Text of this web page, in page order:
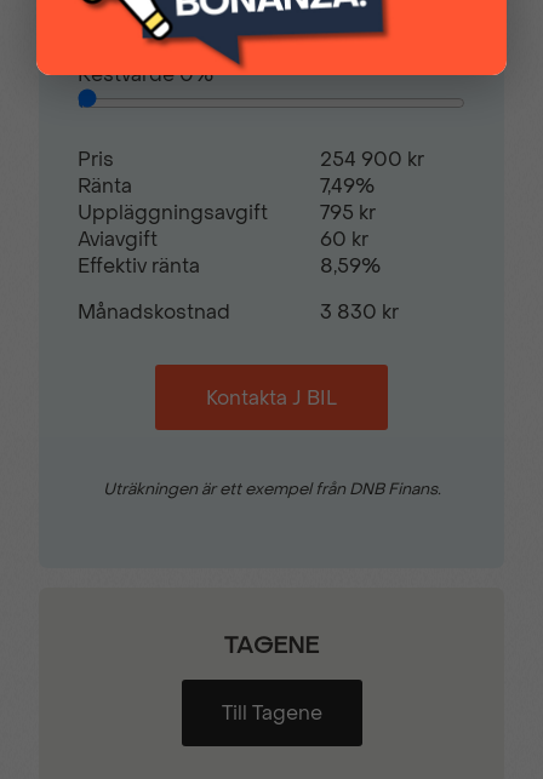
Avbetalningstid60månader
Restvärde0%
Pris
254 900 kr
Ränta
7,49%
Uppläggningsavgift
795 kr
Aviavgift
60 kr
Effektiv ränta
8,59%
Månadskostnad
3 830 kr
Kontakta J BIL
Uträkningen är ett exempel från DNB Finans.
TAGENE
Till Tagene